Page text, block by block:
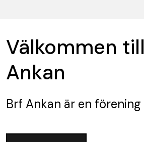
Välkommen
Ankan
Brf Ankan är en förening